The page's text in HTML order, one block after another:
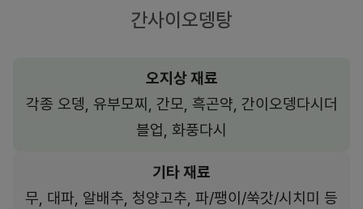
간사이오뎅탕
오지상 재료
각종 오뎅, 유부모찌, 간모, 흑곤약, 간이오뎅다시더
블업, 화풍다시
기타 재료
무, 대파, 알배추, 청양고추, 파/팽이/쑥갓/시치미 등